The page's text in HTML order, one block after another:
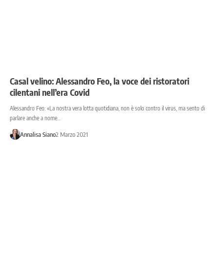
Casal velino: Alessandro Feo, la voce dei ristoratori
cilentani nell’era Covid
Alessandro Feo: «La nostra vera lotta quotidiana, non è solo contro il virus, ma sento di
parlare anche a nome…
Annalisa Siano2 Marzo 2021